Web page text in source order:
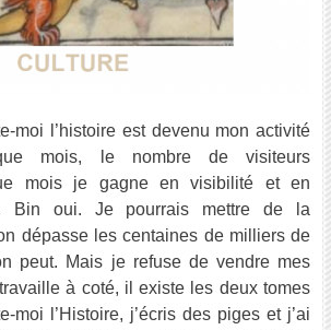
moi l’histoire est devenu mon activité
mois, le nombre de visiteurs
mois je gagne en visibilité et en
Bin oui. Je pourrais mettre de la
dépasse les centaines de milliers de
peut. Mais je refuse de vendre mes
à coté, il existe les deux tomes
moi l’Histoire, j’écris des piges et j’ai